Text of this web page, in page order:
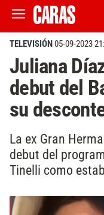
TELEVISIÓN05-09-2023
Juliana
debut del
su
La ex Gran
debut del
Tinelli como